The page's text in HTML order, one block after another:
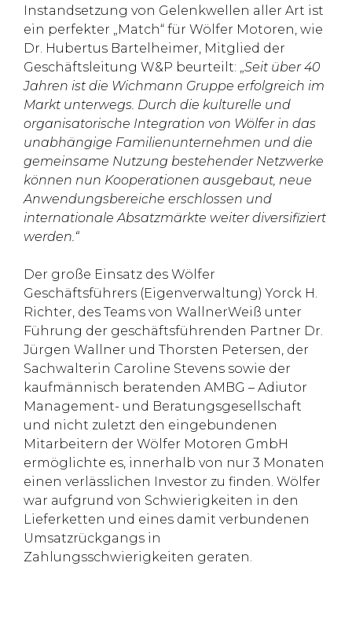
Instandsetzung von Gelenkwellen aller Art ist
ein perfekter „Match“ für Wölfer Motoren, wie
Dr. Hubertus Bartelheimer, Mitglied der
Geschäftsleitung W&P beurteilt: „ Seit über 40
Jahren ist die Wichmann Gruppe erfolgreich im
Markt unterwegs. Durch die kulturelle und
organisatorische Integration von Wölfer in das
unabhängige Familienunternehmen und die
gemeinsame Nutzung bestehender Netzwerke
können nun Kooperationen ausgebaut, neue
Anwendungsbereiche erschlossen und
internationale Absatzmärkte weiter diversifiziert
werden.“
Der große Einsatz des Wölfer
Geschäftsführers (Eigenverwaltung) Yorck H.
Richter, des Teams von WallnerWeiß unter
Führung der geschäftsführenden Partner Dr.
Jürgen Wallner und Thorsten Petersen, der
Sachwalterin Caroline Stevens sowie der
kaufmännisch beratenden AMBG – Adiutor
Management- und Beratungsgesellschaft
und nicht zuletzt den eingebundenen
Mitarbeitern der Wölfer Motoren GmbH
ermöglichte es, innerhalb von nur 3 Monaten
einen verlässlichen Investor zu finden. Wölfer
war aufgrund von Schwierigkeiten in den
Lieferketten und eines damit verbundenen
Umsatzrückgangs in
Zahlungsschwierigkeiten geraten.